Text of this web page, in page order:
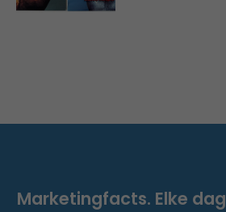
Marketingfacts. Elke